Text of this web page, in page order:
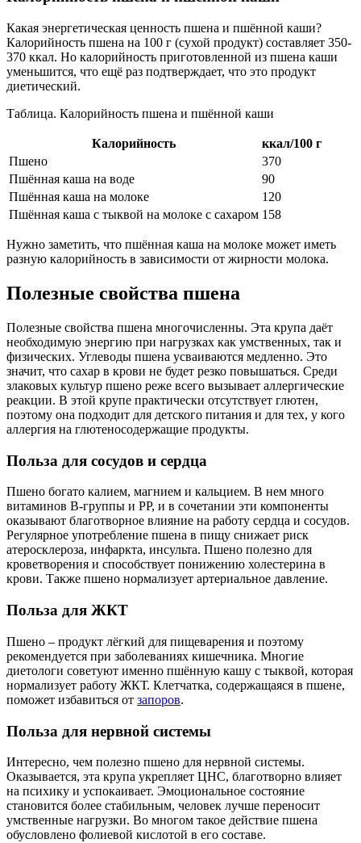
Какая энергетическая ценность пшена и пшённой каши?
Калорийность пшена на 100 г (сухой продукт) составляет 350-
370 ккал. Но калорийность приготовленной из пшена каши
уменьшится, что ещё раз подтверждает, что это продукт
диетический.
Таблица. Калорийность пшена и пшённой каши
Калорийность
ккал/100 г
Пшено
370
Пшённая каша на воде
90
Пшённая каша на молоке
120
Пшённая каша с тыквой на молоке с сахаром 158
Нужно заметить, что пшённая каша на молоке может иметь
разную калорийность в зависимости от жирности молока.
Полезные свойства пшена
Полезные свойства пшена многочисленны. Эта крупа даёт
необходимую энергию при нагрузках как умственных, так и
физических. Углеводы пшена усваиваются медленно. Это
значит, что сахар в крови не будет резко повышаться. Среди
злаковых культур пшено реже всего вызывает аллергические
реакции. В этой крупе практически отсутствует глютен,
поэтому она подходит для детского питания и для тех, у кого
аллергия на глютеносодержащие продукты.
Польза для сосудов и сердца
Пшено богато калием, магнием и кальцием. В нем много
витаминов В-группы и РР, и в сочетании эти компоненты
оказывают благотворное влияние на работу сердца и сосудов.
Регулярное употребление пшена в пищу снижает риск
атеросклероза, инфаркта, инсульта. Пшено полезно для
кроветворения и способствует понижению холестерина в
крови. Также пшено нормализует артериальное давление.
Польза для ЖКТ
Пшено – продукт лёгкий для пищеварения и поэтому
рекомендуется при заболеваниях кишечника. Многие
диетологи советуют именно пшённую кашу с тыквой, которая
нормализует работу ЖКТ. Клетчатка, содержащаяся в пшене,
поможет избавиться от запоров.
Польза для нервной системы
Интересно, чем полезно пшено для нервной системы.
Оказывается, эта крупа укрепляет ЦНС, благотворно влияет
на психику и успокаивает. Эмоциональное состояние
становится более стабильным, человек лучше переносит
умственные нагрузки. Во многом такое действие пшена
обусловлено фолиевой кислотой в его составе.